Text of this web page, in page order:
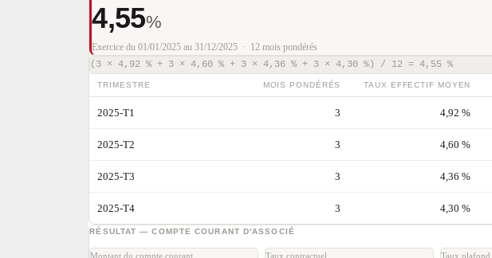
4,55%
Exercice du 01/01/2025 au 31/12/2025 · 12 mois pondérés
(3 × 4,92 % + 3 × 4,60 % + 3 × 4,36 % + 3 × 4,30 %) / 12 = 4,55 %
TRIMESTRE MOIS PONDÉRÉS TAUX EFFECTIF MOYEN
2025-T1 3 4,92 %
2025-T2 3 4,60 %
2025-T3 3 4,36 %
2025-T4 3 4,30 %
RÉSULTAT — COMPTE COURANT D'ASSOCIÉ
Montant du compte courant Taux contractuel Taux plafond